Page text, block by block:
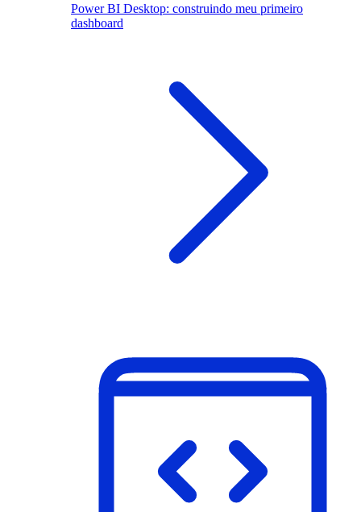
Power BI Desktop: construindo meu primeiro
dashboard